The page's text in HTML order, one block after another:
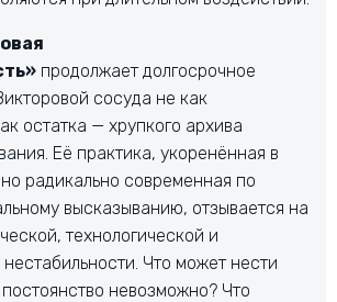
продолжает долгосрочное
сосуда не как
остатка — хрупкого архива
Её практика, укоренённая в
радикально современная по
высказыванию, отзывается на
технологической и
Что может нести
невозможно? Что